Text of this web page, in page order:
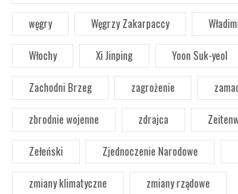
węgry
Węgrzy Zakarpaccy
Włochy
Xi Jinping
Yoon Suk-yeol
Zachodni Brzeg
zagrożenie
zbrodnie wojenne
zdrajca
Zełeński
Zjednoczenie Narodowe
zmiany klimatyczne
zmiany rządowe